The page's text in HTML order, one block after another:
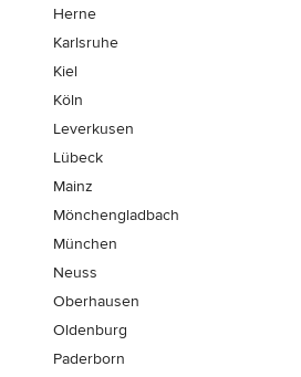
Herne
Karlsruhe
Kiel
Köln
Leverkusen
Lübeck
Mainz
Mönchen­gladbach
München
Neuss
Oberhausen
Oldenburg
Paderborn